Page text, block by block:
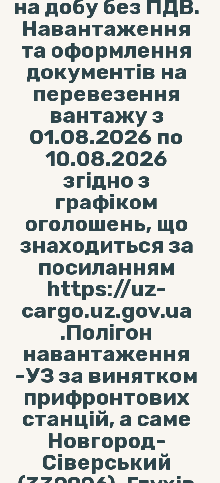
на добу без ПДВ.
Навантаження
та оформлення
документів на
перевезення
вантажу з
01.08.2026 по
10.08.2026
згідно з
графіком
оголошень, що
знаходиться за
посиланням
https://uz-
cargo.uz.gov.ua
.Полігон
навантаження
-УЗ за винятком
прифронтових
станцій, а саме
Новгород-
Сіверський